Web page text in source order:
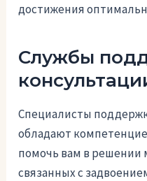
достижения
Службы
Специалисты
обладают
помочь вам в решении
связанных с